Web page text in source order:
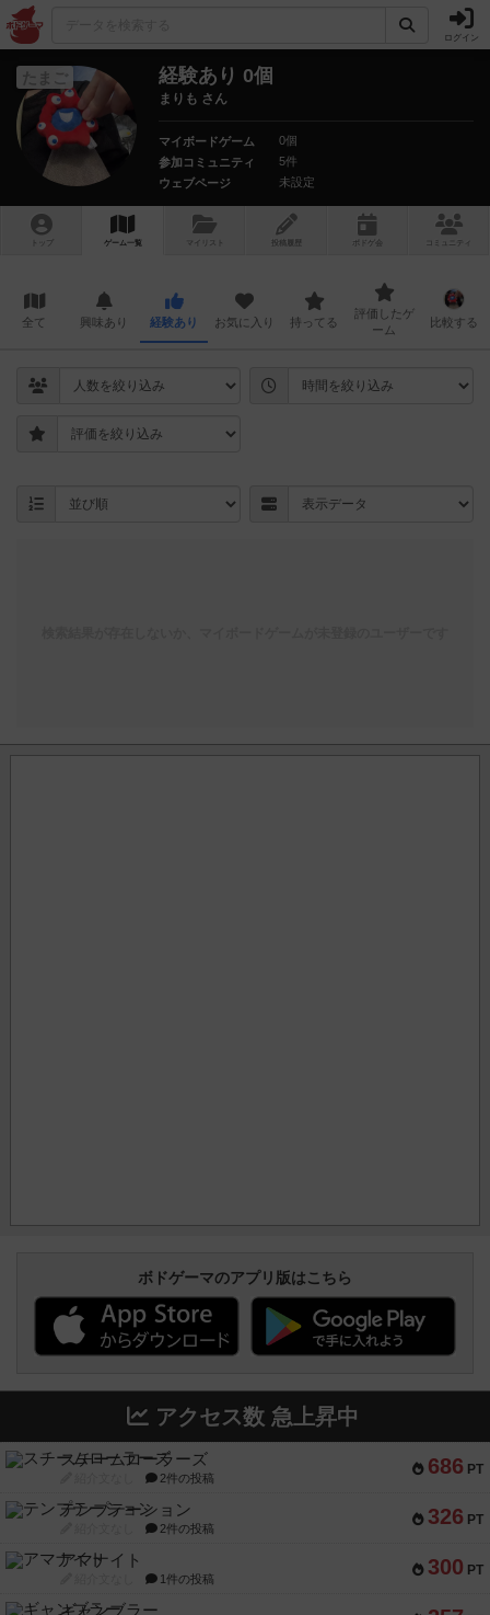
ログイン
たまご 経験あり 0個
まりも さん
マイボードゲーム
0個
参加コミュニティ
5件
ウェブページ
未設定
トップ ゲーム一覧 マイリスト 投稿履歴 ボ ドゲ コミュニティ
全て 興味あり 経験あり お気に入り 持ってる
評価したゲ
ーム
比較する
ボドゲーマのアプリ版はこちら
アクセス数 急上昇中
686 PT
スチームローラーズ
2件の投稿
326 PT
テンプテーション
2件の投稿
300 PT
アマナイト
1件の投稿
ギャンブラー